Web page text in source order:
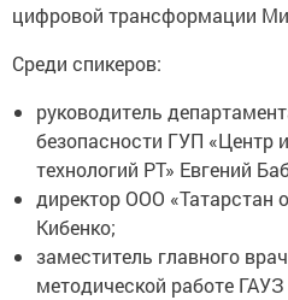
цифровой трансформации
Среди спикеров:
руководитель
безопасности ГУП
технологий РТ» Евгений
директор ООО «Татарстан
Кибенко;
заместитель главного
методической работе